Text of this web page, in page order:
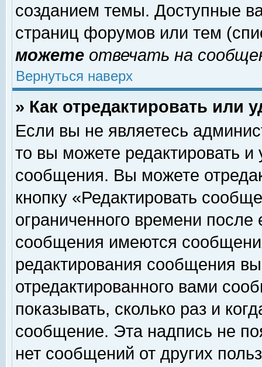
созданием темы. Доступные
страниц форумов или тем
можете отвечать на
Вернуться наверх
» Как отредактировать или
Если вы не являетесь
то вы можете редактировать и
сообщения. Вы можете
кнопку «Редактировать
ограниченного времени
сообщения имеются
редактирования сообщения
отредактированного вами
показывать, сколько раз и
сообщение. Эта надпись не
нет сообщений от других